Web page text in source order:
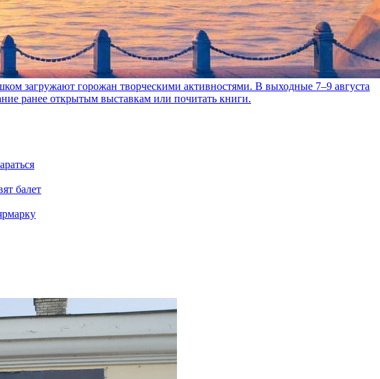
день рождения Зощенко и кубинские
загружают горожан творческими активностями. В выходные 7–9 августа
ранее открытым выставкам или почитать книги.
балет